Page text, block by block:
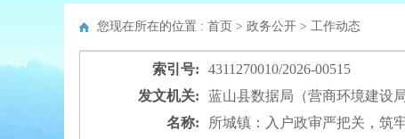
您现在所在的位置 : 首页 > 政务公开 > 工作动态
索引号: 4311270010/2026-00515
发文机关:
蓝山县数据局（营商环境建设局
名称:
所城镇：入户政审严把关，筑